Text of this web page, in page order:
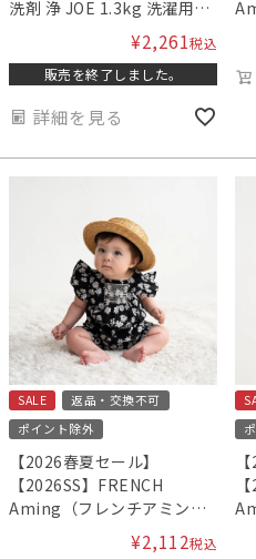
洗剤 浄 JOE 1.3kg 洗濯用洗
剤 ［アミングオリジナルパ
ッケージ］ 2点セット
¥2,261税込
販売を終了しました。
詳細を見る
SALE
返品・交換不可
ポイント除外
【2026春夏セール】
【2026SS】FRENCH
Aming（フレンチアミン
グ）スモッキングカバーオ
¥2,112税込